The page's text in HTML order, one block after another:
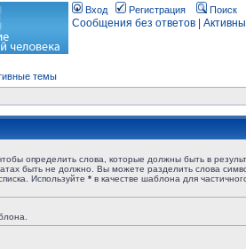
Вход Регистрация Поиск
Сообщения без ответов
темы
чтобы определить слова, которые должны быть в
быть не должно. Вы можете разделить слова
Используйте * в качестве шаблона для